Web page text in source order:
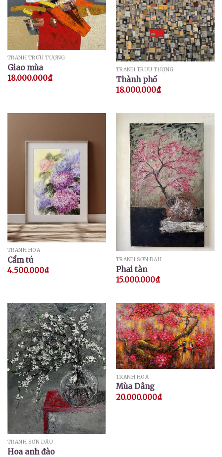
TRANH TRỪU TƯỢNG
Giao mùa
18.000.000₫
TRANH TRỪU TƯỢNG
Thành phố
18.000.000₫
TRANH HOA
Cẩm tú
4.500.000₫
TRANH SƠN DẦU
Phai tàn
15.000.000₫
TRANH SƠN DẦU
Hoa anh đào
TRANH HOA
Mùa Dâng
20.000.000₫